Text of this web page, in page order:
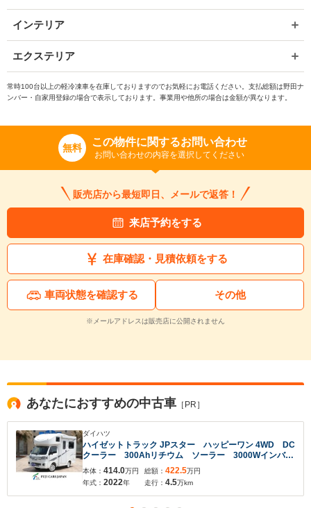
インテリア
エクステリア
常時100台以上の軽冷凍車を在庫しておりますのでお気軽にお電話ください。支払総額は野田ナ
ンバー・自家用登録の場合で表示しております。事業用や他所の場合は金額が異なります。
無料 この物件に関するお問い合わせ
お問い合わせの内容を選択してください
販売店から最短即日、メールで返答！
来店予約をする
在庫確認・見積依頼をする
車両状態を確認する その他
※メールアドレスは販売店に公開されません
あなたにおすすめの中古車 ［PR］
ダイハツ
ハイゼットトラック JPスター ハッピーワン 4WD DC
クーラー 300Ahリチウム ソーラー 3000Wインバー
ター DC冷蔵庫 電動サイドオーニング FFヒータ
ー 前後社外スタビライザー シンク 走行充電 外部
充電 スマートアシスト アイドリングストップ
本体： 414.0万円
年式： 2022年
総額： 422.5万円
走行： 4.5万km